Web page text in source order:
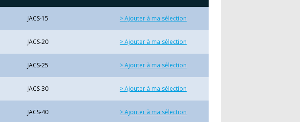
JACS-15 > Ajouter à ma sélection
JACS-20 > Ajouter à ma sélection
JACS-25 > Ajouter à ma sélection
JACS-30 > Ajouter à ma sélection
JACS-40 > Ajouter à ma sélection